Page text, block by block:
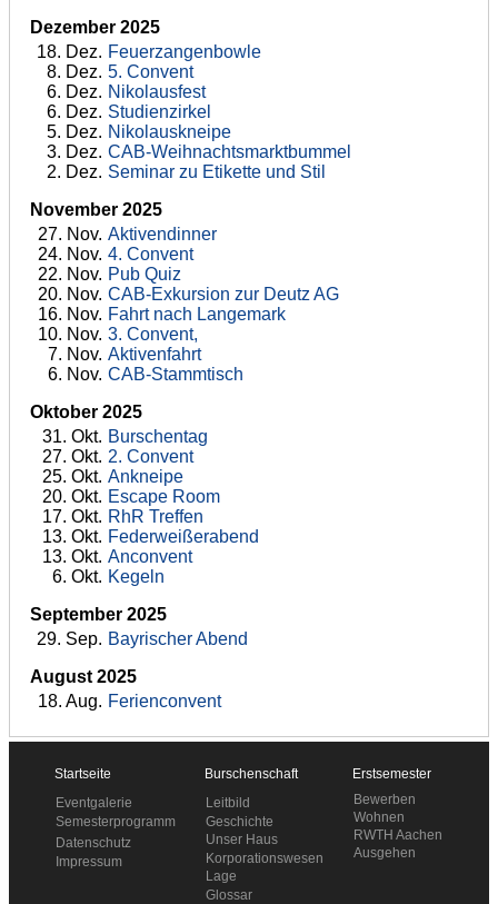
Dezember 2025
18. Dez. Feuerzangenbowle
8. Dez. 5. Convent
6. Dez. Nikolausfest
6. Dez. Studienzirkel
5. Dez. Nikolauskneipe
3. Dez. CAB-Weihnachtsmarktbummel
2. Dez. Seminar zu Etikette und Stil
November 2025
27. Nov. Aktivendinner
24. Nov. 4. Convent
22. Nov. Pub Quiz
20. Nov. CAB-Exkursion zur Deutz AG
16. Nov. Fahrt nach Langemark
10. Nov. 3. Convent,
7. Nov. Aktivenfahrt
6. Nov. CAB-Stammtisch
Oktober 2025
31. Okt. Burschentag
27. Okt. 2. Convent
25. Okt. Ankneipe
20. Okt. Escape Room
17. Okt. RhR Treffen
13. Okt. Federweißerabend
13. Okt. Anconvent
6. Okt. Kegeln
September 2025
29. Sep. Bayrischer Abend
August 2025
18. Aug. Ferienconvent
Startseite
Eventgalerie
Semesterprogramm
Datenschutz
Impressum
Burschenschaft
Leitbild
Geschichte
Unser Haus
Korporationswesen
Lage
Glossar
Erstsemester
Bewerben
Wohnen
RWTH Aachen
Ausgehen